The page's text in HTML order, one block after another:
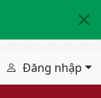
Đăng nhập